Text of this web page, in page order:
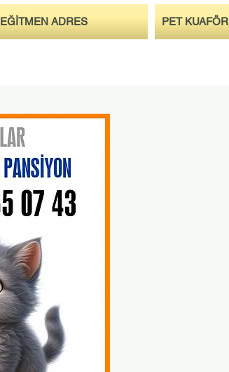
EĞİTMEN ADRES PET KUAFÖR